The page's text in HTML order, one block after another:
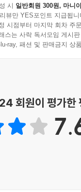
제적으로 입증되고
계를 지닐 수밖에 없
까지 상세히 다루고 있
습에 대한 바른 이해
다는 의미이다. 편견
제시한 명상은 서양
시 일반회원 300원, 마니
뷰만 YES포인트 지급됩니
시점부터 마지막 회차 주
스는 사락 독서모임 게시
ray, 패션 및 판매금지 상
회원이 평가한